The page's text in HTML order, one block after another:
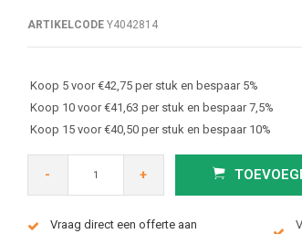
Afbeelding
ARTIKELCODEY4042814
Koop 5 voor €42,75 per stuk en bespaar 5%
Koop 10 voor €41,63 per stuk en bespaar 7,5%
Koop 15 voor €40,50 per stuk en bespaar 10%
- +
Vraag direct een offerte aan